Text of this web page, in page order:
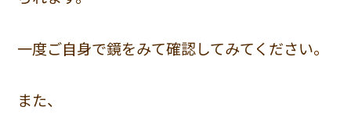
一度ご自身で鏡をみて確認してみてください。
また、